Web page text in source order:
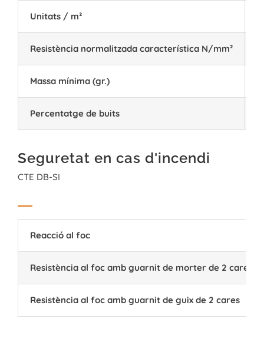
Unitats / m²
Resistència normalitzada característica N/mm²
Massa mínima (gr.)
Percentatge de buits
Seguretat en cas d'incendi
CTE DB-SI
Reacció al foc
Resistència al foc amb guarnit de morter de 2 cares
Resistència al foc amb guarnit de guix de 2 cares